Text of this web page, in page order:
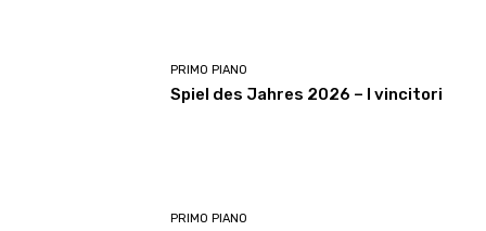
PRIMO PIANO
Spiel des Jahres 2026 – I vincitori
PRIMO PIANO